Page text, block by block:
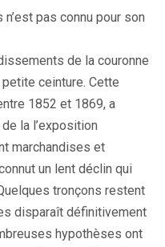
pas connu pour son
de la couronne
ceinture. Cette
1852 et 1869, a
la l’exposition
marchandises et
un lent déclin qui
tronçons restent
disparaît définitivement
hypothèses ont